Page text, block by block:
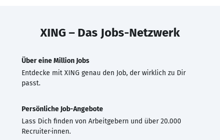
XING – Das Jobs-Netzwerk
Über eine Million Jobs
Entdecke mit XING genau den Job, der wirklich zu Dir
passt.
Persönliche Job-Angebote
Lass Dich finden von Arbeitgebern und über 20.000
Recruiter·innen.